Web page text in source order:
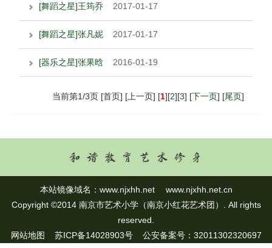
[舞蹈之星]王筠乔 2017-01-17
[舞蹈之星]张凡妮 2017-01-17
[器乐之星]张果晗 2016-01-19
当前第1/3页 [首页] [上一页] [1][2][3] [下一页] [尾页]
本站镜像域名： www.njxhh.net
www.njxhh.net.cn
Copyright ©2014 南京市艺术小学（南京小红花艺术团）. All rights
reserved.
网站地图 苏ICP备14028903号 公安备案号：32011302320697